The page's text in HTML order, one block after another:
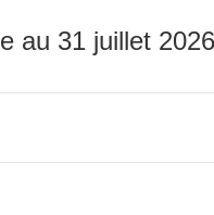
au 31 juillet